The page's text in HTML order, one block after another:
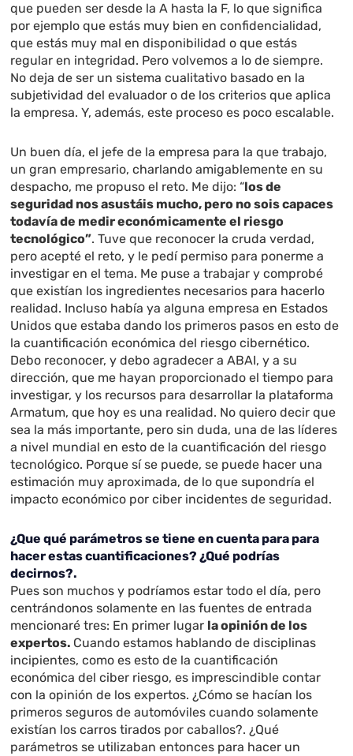
que pueden ser desde la A hasta la F, lo que significa
por ejemplo que estás muy bien en confidencialidad,
que estás muy mal en disponibilidad o que estás
regular en integridad. Pero volvemos a lo de siempre.
No deja de ser un sistema cualitativo basado en la
subjetividad del evaluador o de los criterios que aplica
la empresa. Y, además, este proceso es poco escalable.
Un buen día, el jefe de la empresa para la que trabajo,
un gran empresario, charlando amigablemente en su
despacho, me propuso el reto. Me dijo: “los de
seguridad nos asustáis mucho, pero no sois capaces
todavía de medir económicamente el riesgo
tecnológico”. Tuve que reconocer la cruda verdad,
pero acepté el reto, y le pedí permiso para ponerme a
investigar en el tema. Me puse a trabajar y comprobé
que existían los ingredientes necesarios para hacerlo
realidad. Incluso había ya alguna empresa en Estados
Unidos que estaba dando los primeros pasos en esto de
la cuantificación económica del riesgo cibernético.
Debo reconocer, y debo agradecer a ABAI, y a su
dirección, que me hayan proporcionado el tiempo para
investigar, y los recursos para desarrollar la plataforma
Armatum, que hoy es una realidad. No quiero decir que
sea la más importante, pero sin duda, una de las líderes
a nivel mundial en esto de la cuantificación del riesgo
tecnológico. Porque sí se puede, se puede hacer una
estimación muy aproximada, de lo que supondría el
impacto económico por ciber incidentes de seguridad.
¿Que qué parámetros se tiene en cuenta para para
hacer estas cuantificaciones? ¿Qué podrías
decirnos?.
Pues son muchos y podríamos estar todo el día, pero
centrándonos solamente en las fuentes de entrada
mencionaré tres: En primer lugar la opinión de los
expertos. Cuando estamos hablando de disciplinas
incipientes, como es esto de la cuantificación
económica del ciber riesgo, es imprescindible contar
con la opinión de los expertos. ¿Cómo se hacían los
primeros seguros de automóviles cuando solamente
existían los carros tirados por caballos?. ¿Qué
parámetros se utilizaban entonces para hacer un